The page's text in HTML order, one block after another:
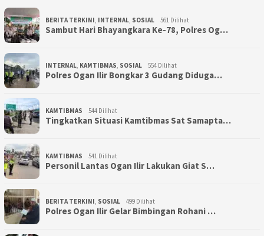
BERITA TERKINI, INTERNAL, SOSIAL 561 Dilihat
Sambut Hari Bhayangkara Ke-78, Polres Og…
INTERNAL, KAMTIBMAS, SOSIAL 554 Dilihat
Polres Ogan Ilir Bongkar 3 Gudang Diduga…
KAMTIBMAS 544 Dilihat
Tingkatkan Situasi Kamtibmas Sat Samapta…
KAMTIBMAS 541 Dilihat
Personil Lantas Ogan Ilir Lakukan Giat S…
BERITA TERKINI, SOSIAL 499 Dilihat
Polres Ogan Ilir Gelar Bimbingan Rohani …